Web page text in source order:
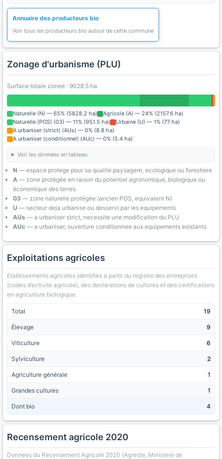
Annuaire des producteurs bio
Voir tous les producteurs bio autour de cette commune
Zonage d'urbanisme (PLU)
Surface totale zonee : 9028.5 ha
Naturelle (N) — 65% (5828.2 ha)
Agricole (A) — 24% (2157.6 ha)
Naturelle (POS) (03) — 11% (951.5 ha)
Urbaine (U) — 1% (77 ha)
A urbaniser (strict) (AUs) — 0% (8.8 ha)
A urbaniser (conditionnel) (AUc) — 0% (5.4 ha)
Voir les données en tableau
N — espace protege pour sa qualite paysagere, ecologique ou forestiere
A — zone protégée en raison du potentiel agronomique, biologique ou
économique des terres
03 — zone naturelle protégée (ancien POS, equivalent N)
U — secteur deja urbanise ou desservi par les equipements
AUs — a urbaniser strict, necessite une modification du PLU
AUc — a urbaniser, ouverture conditionnee aux equipements existants
Exploitations agricoles
Etablissements agricoles identifies a partir du registre des entreprises
(codes d’activite agricole), des declarations de cultures et des certifications
en agriculture biologique.
Total 19
Élevage 9
Viticulture 6
Sylviculture 2
Agriculture générale 1
Grandes cultures 1
Dont bio 4
Recensement agricole 2020
Donnees du Recensement Agricole 2020 (Agreste, Ministere de